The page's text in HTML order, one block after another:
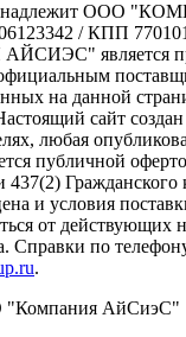
ООО
/ КПП
является
на данной
сайт
любая
публичной
Гражданского
и условия
от действующих
Справки по
.
АйСиэС"